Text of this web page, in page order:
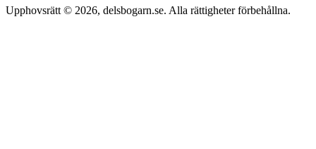
Upphovsrätt © 2026, delsbogarn.se. Alla rättigheter förbehållna.